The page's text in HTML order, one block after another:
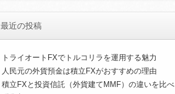
最近の投稿
トライオートFXでトルコリラを運用する魅力
人民元の外貨預金は積立FXがおすすめの理由
積立FXと投資信託（外貨建てMMF）の違いを比べ